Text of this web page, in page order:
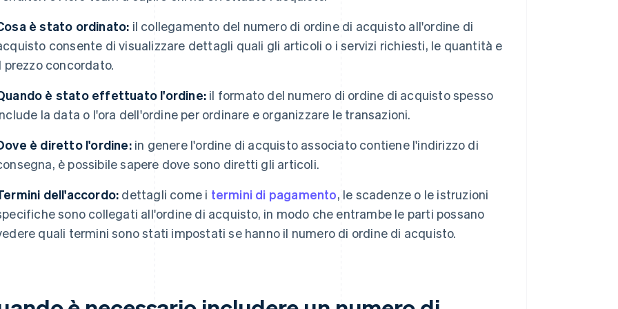
è stato ordinato: il collegamento del numero di ordine di acquisto all'ordine di
consente di visualizzare dettagli quali gli articoli o i servizi richiesti, le quantità e
prezzo concordato.
è stato effettuato l'ordine: il formato del numero di ordine di acquisto spesso
la data o l'ora dell'ordine per ordinare e organizzare le transazioni.
è diretto l'ordine:in genere l'ordine di acquisto associato contiene l'indirizzo di
è possibile sapere dove sono diretti gli articoli.
dell'accordo: dettagli come i termini di pagamento, le scadenze o le istruzioni
sono collegati all'ordine di acquisto, in modo che entrambe le parti possano
quali termini sono stati impostati se hanno il numero di ordine di acquisto.